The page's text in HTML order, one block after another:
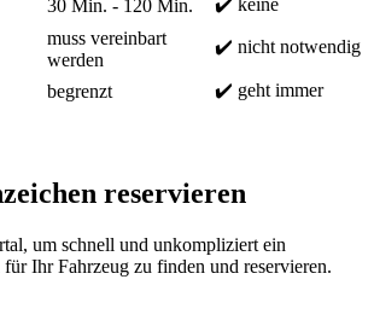
30 Min. - 120 Min. ✔️ keine
muss vereinbart
werden
✔️ nicht notwendig
begrenzt ✔️ geht immer
reservieren
um schnell und unkompliziert ein
Ihr Fahrzeug zu finden und reservieren.